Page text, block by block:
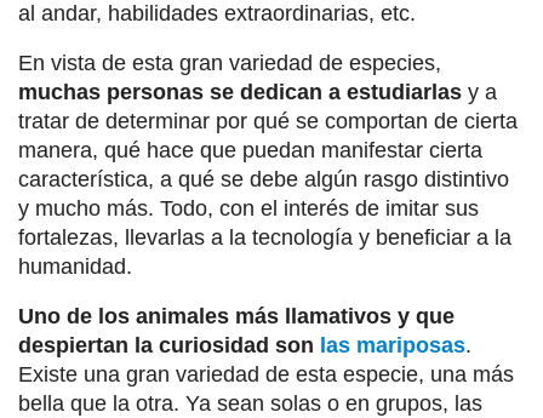
al andar, habilidades extraordinarias, etc.
En vista de esta gran variedad de especies,
muchas personas se dedican a estudiarlas y a
tratar de determinar por qué se comportan de cierta
manera, qué hace que puedan manifestar cierta
característica, a qué se debe algún rasgo distintivo
y mucho más. Todo, con el interés de imitar sus
fortalezas, llevarlas a la tecnología y beneficiar a la
humanidad.
Uno de los animales más llamativos y que
despiertan la curiosidad son las mariposas.
Existe una gran variedad de esta especie, una más
bella que la otra. Ya sean solas o en grupos, las